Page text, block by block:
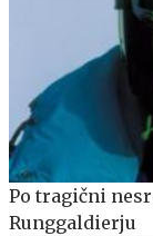
Po tragični
Runggaldierju